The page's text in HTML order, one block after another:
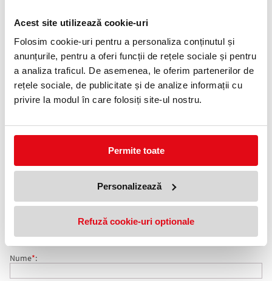
Acest site utilizează cookie-uri
Folosim cookie-uri pentru a personaliza conținutul și
anunțurile, pentru a oferi funcții de rețele sociale și pentru
a analiza traficul. De asemenea, le oferim partenerilor de
rețele sociale, de publicitate și de analize informații cu
privire la modul în care folosiți site-ul nostru.
Permite toate
Personalizează
Refuză cookie-uri optionale
Informatii livrare
Telefon:
0372 552 601
Adauga in wishlist
Hartie igienica Perfex Boni Classic din celuloza 100%, extra alba,
portionata .
Greutate: 18 gr.
Ambalare: 10 buc/set
STRATURI 10 BUC/SET PERFEX
Nu exista comentarii. Fii primul care comenteaza acest produs!
Nume*: